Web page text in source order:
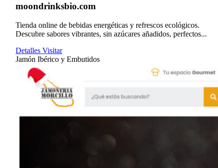
moondrinksbio.com
Tienda online de bebidas energéticas y refrescos ecológicos.
Descubre sabores vibrantes, sin azúcares añadidos, perfectos...
Detalles Visitar
Jamón Ibérico y Embutidos